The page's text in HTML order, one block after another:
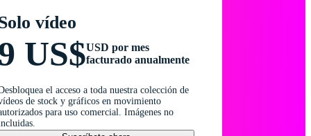
vídeo
US$USD por mes
facturado anualmente
el acceso a toda nuestra colección de
de stock y gráficos en movimiento
para uso comercial. Imágenes no